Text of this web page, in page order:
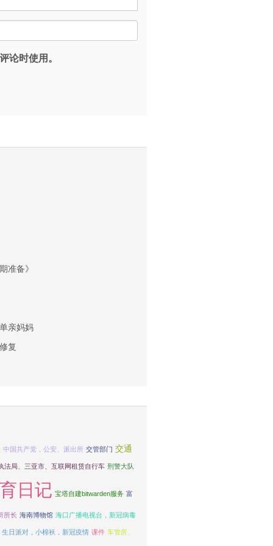
论时使用。
准备》
亲妈妈
复
中国共产党，公安、派出所 交管部门 交通
法局、三亚市、互联网租赁自行车 刑警大队
日记 宝塔自建bitwarden服务 富
所长 海南博物馆 海口广播电视台，新冠病毒
生日派对，小棉袄，新冠疫情 课件 车管所、